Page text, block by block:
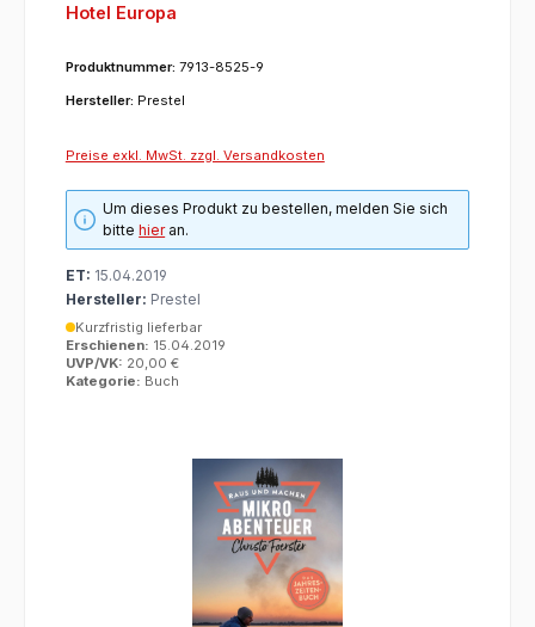
Hotel Europa
Produktnummer: 7913-8525-9
Hersteller: Prestel
Preise exkl. MwSt. zzgl. Versandkosten
Um dieses Produkt zu bestellen, melden Sie sich
bittehieran.
ET: 15.04.2019
Hersteller: Prestel
Kurzfristig lieferbar
Erschienen: 15.04.2019
UVP/VK: 20,00 €
Kategorie: Buch